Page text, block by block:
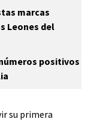
marcas
Leones del
positivos
su primera